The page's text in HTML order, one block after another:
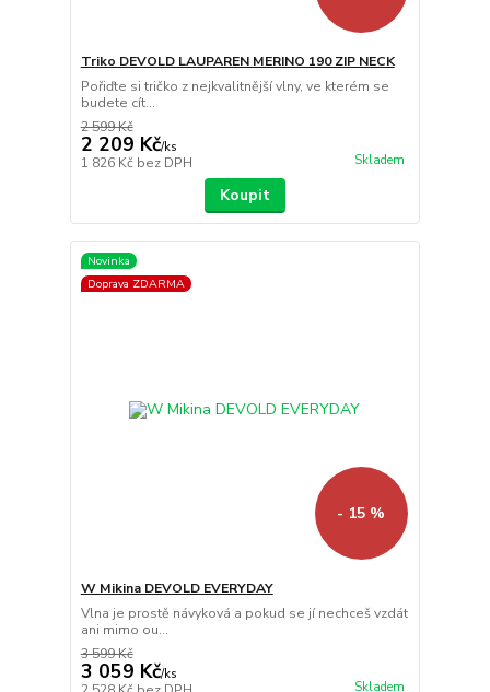
Triko DEVOLD LAUPAREN MERINO 190 ZIP NECK
Pořiďte si tričko z nejkvalitnější vlny, ve kterém se
budete cít...
2 599 Kč
2 209 Kč/ks
1 826 Kč bez DPH Skladem
Koupit
Novinka
Doprava ZDARMA
- 15 %
W Mikina DEVOLD EVERYDAY
Vlna je prostě návyková a pokud se jí nechceš vzdát
ani mimo ou...
3 599 Kč
3 059 Kč/ks
Skladem